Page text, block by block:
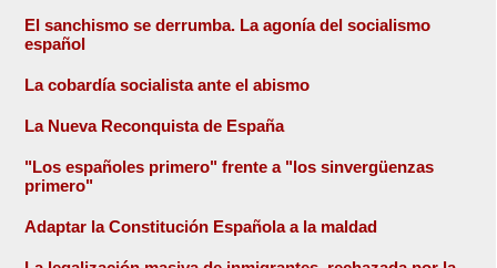
El sanchismo se derrumba. La agonía del socialismo
español
La cobardía socialista ante el abismo
La Nueva Reconquista de España
"Los españoles primero" frente a "los sinvergüenzas
primero"
Adaptar la Constitución Española a la maldad